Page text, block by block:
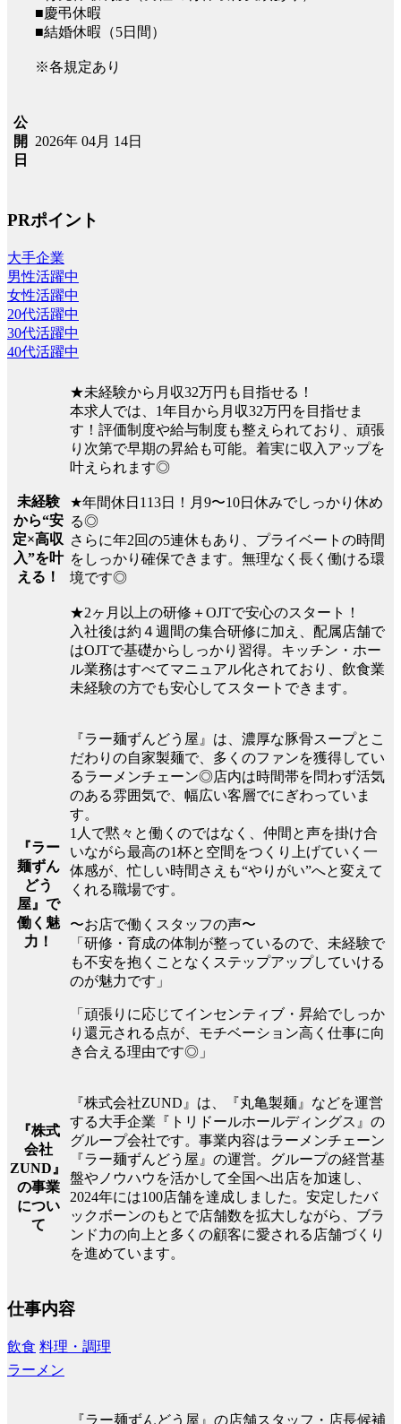
■慶弔休暇
■結婚休暇（5日間）
※各規定あり
公
開
日
2026年 04月 14日
PRポイント
大手企業
男性活躍中
女性活躍中
20代活躍中
30代活躍中
40代活躍中
未経験
から“安
定×高収
入”を叶
える！
★未経験から月収32万円も目指せる！
本求人では、1年目から月収32万円を目指せま
す！評価制度や給与制度も整えられており、頑張
り次第で早期の昇給も可能。着実に収入アップを
叶えられます◎
★年間休日113日！月9〜10日休みでしっかり休め
る◎
さらに年2回の5連休もあり、プライベートの時間
をしっかり確保できます。無理なく長く働ける環
境です◎
★2ヶ月以上の研修＋OJTで安心のスタート！
入社後は約４週間の集合研修に加え、配属店舗で
はOJTで基礎からしっかり習得。キッチン・ホー
ル業務はすべてマニュアル化されており、飲食業
未経験の方でも安心してスタートできます。
『ラー
麺ずん
どう
屋』で
働く魅
力！
『ラー麺ずんどう屋』は、濃厚な豚骨スープとこ
だわりの自家製麺で、多くのファンを獲得してい
るラーメンチェーン◎店内は時間帯を問わず活気
のある雰囲気で、幅広い客層でにぎわっていま
す。
1人で黙々と働くのではなく、仲間と声を掛け合
いながら最高の1杯と空間をつくり上げていく一
体感が、忙しい時間さえも“やりがい”へと変えて
くれる職場です。
〜お店で働くスタッフの声〜
「研修・育成の体制が整っているので、未経験で
も不安を抱くことなくステップアップしていける
のが魅力です」
「頑張りに応じてインセンティブ・昇給でしっか
り還元される点が、モチベーション高く仕事に向
き合える理由です◎」
『株式
会社
ZUND』
の事業
につい
て
『株式会社ZUND』は、『丸亀製麺』などを運営
する大手企業『トリドールホールディングス』の
グループ会社です。事業内容はラーメンチェーン
『ラー麺ずんどう屋』の運営。グループの経営基
盤やノウハウを活かして全国へ出店を加速し、
2024年には100店舗を達成しました。安定したバ
ックボーンのもとで店舗数を拡大しながら、ブラ
ンド力の向上と多くの顧客に愛される店舗づくり
を進めています。
仕事内容
飲食 料理・調理
ラーメン
『ラー麺ずんどう屋』の店舗スタッフ・店長候補